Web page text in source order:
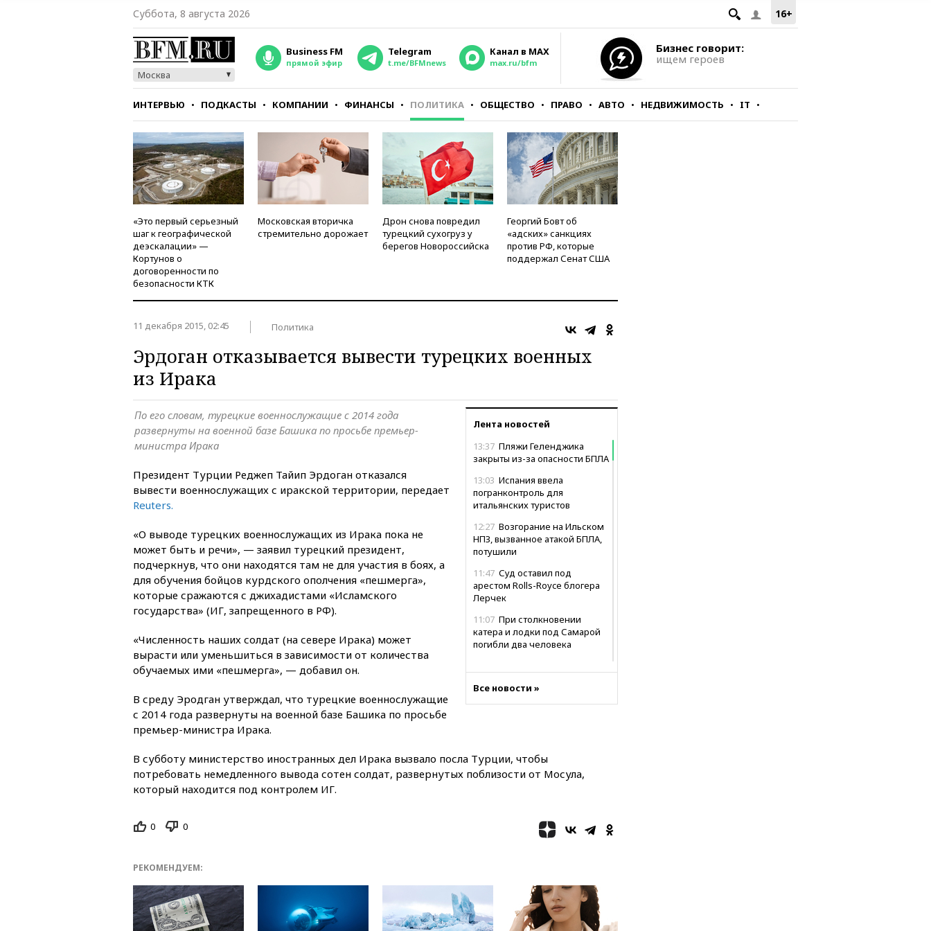
16+
Суббота, 8 августа 2026
Москва
Business FM
прямой эфир
Telegram
t.me/BFMnews
Канал в MAX
max.ru/bfm
Бизнес говорит:
ищем героев
ИНТЕРВЬЮ ПОДКАСТЫ КОМПАНИИ ФИНАНСЫ ПОЛИТИКА ОБЩЕСТВО ПРАВО АВТО НЕДВИЖИМОСТЬ IT
СТИЛЬ ТЕСТЫ
«Это первый серьезный
шаг к географической
деэскалации» —
Кортунов о
договоренности по
безопасности КТК
Московская вторичка
стремительно дорожает
Дрон снова повредил
турецкий сухогруз у
берегов Новороссийска
Георгий Бовт об
«адских» санкциях
против РФ, которые
поддержал Сенат США
11 декабря 2015, 02:45 Политика
Эрдоган отказывается вывести турецких военных
из Ирака
Лента новостей
13:37 Пляжи Геленджика
закрыты из-за опасности БПЛА
13:03 Испания ввела
погранконтроль для
итальянских туристов
12:27 Возгорание на Ильском
НПЗ, вызванное атакой БПЛА,
потушили
11:47 Суд оставил под
арестом Rolls-Royce блогера
Лерчек
11:07 При столкновении
катера и лодки под Самарой
погибли два человека
загорелся после падения
обломков дрона
Силы ПВО сбили почти
08:16
Лукашенко призвал
белорусов покупать избы в
селах
Все новости »
По его словам, турецкие военнослужащие с 2014 года
развернуты на военной базе Башика по просьбе премьер-
министра Ирака
Президент Турции Реджеп Тайип Эрдоган отказался
вывести военнослужащих с иракской территории, передает
Reuters.
«О выводе турецких военнослужащих из Ирака пока не
может быть и речи», — заявил турецкий президент,
подчеркнув, что они находятся там не для участия в боях, а
для обучения бойцов курдского ополчения «пешмерга»,
которые сражаются с джихадистами «Исламского
государства» (ИГ, запрещенного в РФ).
«Численность наших солдат (на севере Ирака) может
вырасти или уменьшиться в зависимости от количества
обучаемых ими «пешмерга», — добавил он.
В среду Эродган утверждал, что турецкие военнослужащие
с 2014 года развернуты на военной базе Башика по просьбе
премьер-министра Ирака.
В субботу министерство иностранных дел Ирака вызвало посла Турции, чтобы
потребовать немедленного вывода сотен солдат, развернутых поблизости от Мосула,
который находится под контролем ИГ.
0 0
РЕКОМЕНДУЕМ: